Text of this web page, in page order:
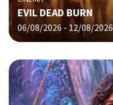
EVIL DEAD BURN
06/08/2026 - 12/08/2026